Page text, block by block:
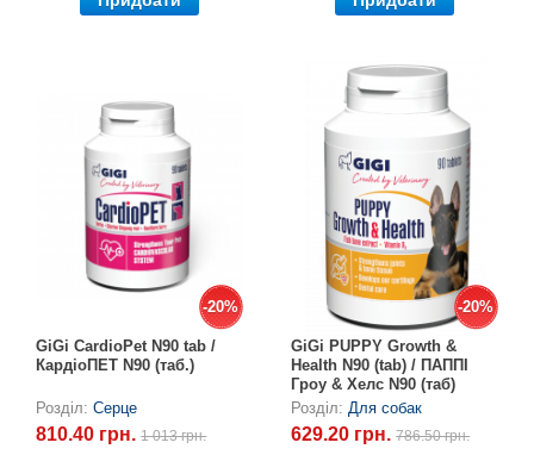
-20%
-20%
GiGi CardioPet N90 tab /
КардіоПЕТ N90 (таб.)
Розділ:Серце
810.40 грн.1 013 грн.
-20%
-20%
GiGi PUPPY Growth &
Health N90 (tab) / ПАППІ
Гроу & Хелс N90 (таб)
Розділ: Для собак
629.20 грн.786.50 грн.